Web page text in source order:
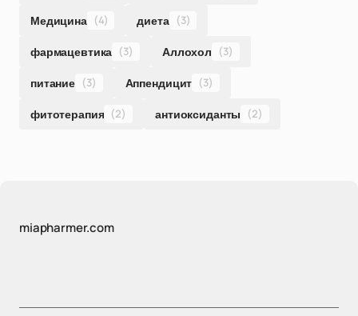
Медицина (4) диета (3)
фармацевтика (3) Аллохол (3)
питание (3) Аппендицит (3)
фитотерапия (2) антиоксиданты (2)
miapharmer.com